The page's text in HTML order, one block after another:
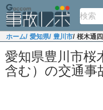
ホーム/ 愛知県/ 豊川市/ 桜木通
愛知県豊川市桜
含む）の交通事